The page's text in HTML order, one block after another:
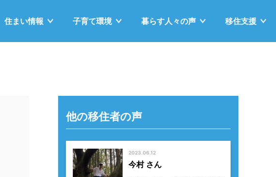
住まい情報 子育て環境 暮らす人々の声 移住支援
他の移住者の声
2023.06.12
今村 さん